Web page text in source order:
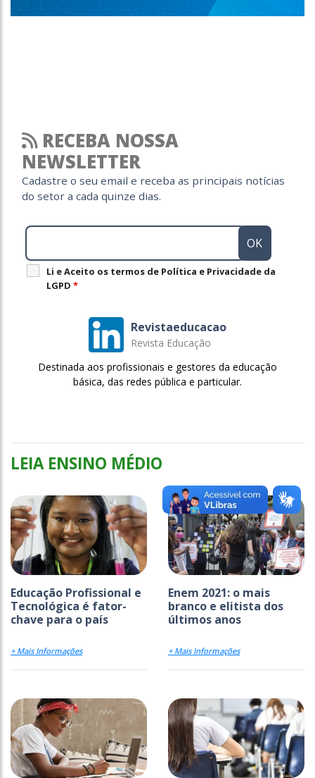
RECEBA NOSSA
NEWSLETTER
Cadastre o seu email e receba as principais notícias
do setor a cada quinze dias.
Li e Aceito os termos de Política e Privacidade da
LGPD *
Revistaeducacao
Revista Educação
Destinada aos profissionais e gestores da educação
básica, das redes pública e particular.
LEIA ENSINO MÉDIO
Educação Profissional e
Tecnológica é fator-
chave para o país
+ Mais Informações
Enem 2021: o mais
branco e elitista dos
últimos anos
+ Mais Informações